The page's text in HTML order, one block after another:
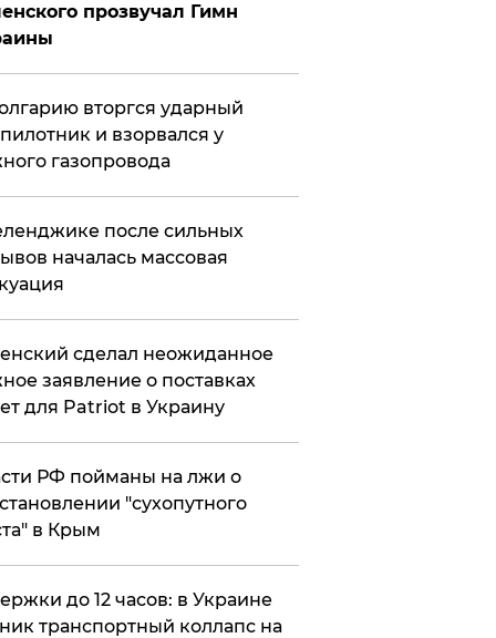
прозвучал Гимн
вторгся ударный
и взорвался у
газопровода
после сильных
началась массовая
сделал неожиданное
заявление о поставках
для Patriot в Украину
РФ пойманы на лжи о
"сухопутного
в Крым
до 12 часов: в Украине
транспортный коллапс на